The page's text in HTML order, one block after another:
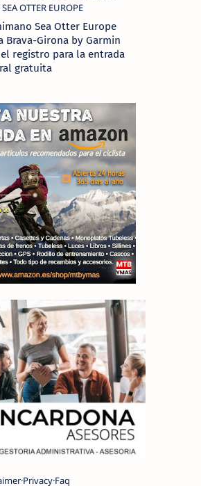
Sea Otter Europe
Brava-Girona by Garmin
registro para la entrada
gratuita
Privacy Faq